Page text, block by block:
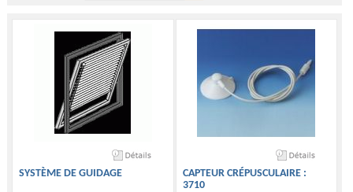
SYSTÈME DE GUIDAGE
CAPTEUR CRÉPUSCULAIRE :
3710